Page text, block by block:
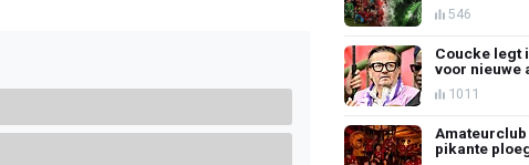
546
Coucke legt
voor nieuwe
1011
pikante